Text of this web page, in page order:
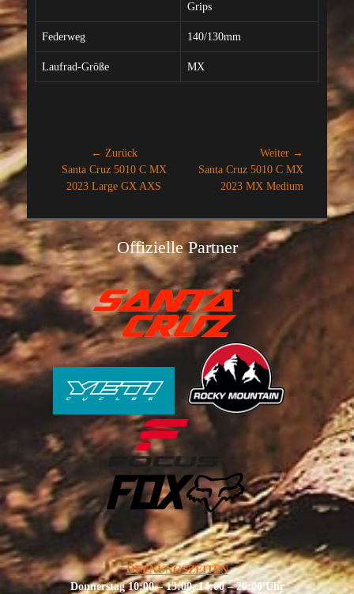
Grips
Federweg 140/130mm
Laufrad-Größe MX
Beitragsnavigation
← Zurück
Vorheriger
Beitrag:
Santa Cruz 5010 C MX
2023 Large GX AXS
Weiter →
NächsterSanta Cruz 5010 C MX
2023 MX Medium
Offizielle Partner
ÖFFNUNGSZEITEN
Donnerstag 10:00 – 13:00, 14:00 – 20:00 Uhr